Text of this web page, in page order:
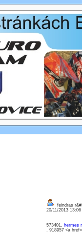
feindras
20/11/2013
573401, hermes
, 918957 <a